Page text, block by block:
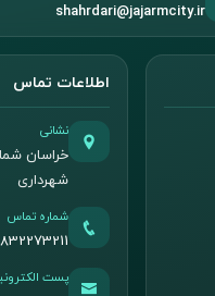
shahrdari@jajarmcity.ir
اطلاعات تماس
نشانی
خراسان
شهرداری
شماره تماس
پست